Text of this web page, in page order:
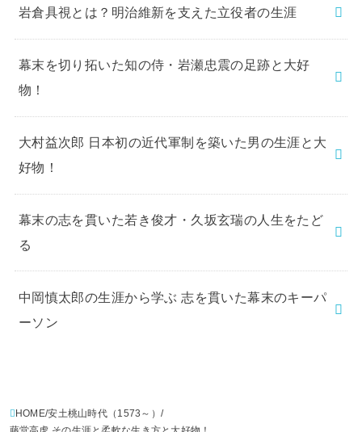
岩倉具視とは？明治維新を支えた立役者の生涯
幕末を切り拓いた知の侍・岩瀬忠震の足跡と大好
物！
大村益次郎 日本初の近代軍制を築いた男の生涯と大
好物！
幕末の志を貫いた若き俊才・久坂玄瑞の人生をたど
る
中岡慎太郎の生涯から学ぶ 志を貫いた幕末のキーパ
ーソン
HOME 安土桃山時代（1573～）